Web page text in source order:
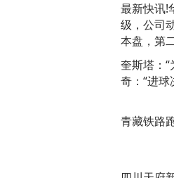
最新快讯!
级，公司
本盘，第
奎斯塔：
奇：“进球
青藏铁路